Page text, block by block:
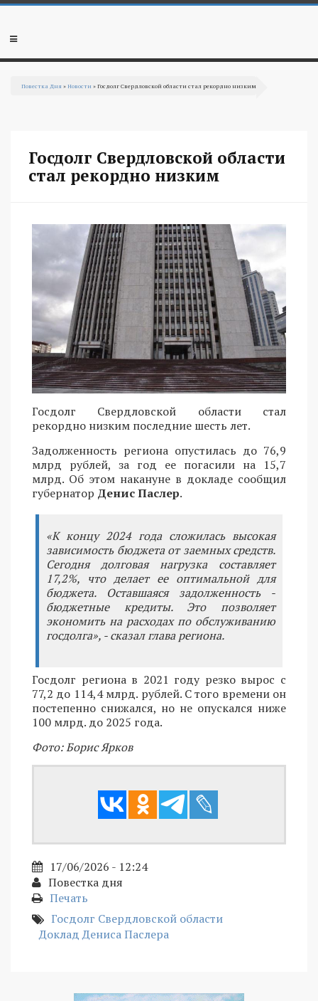
Перейти к основному содержанию
Мобильное
Повестка Дня »Новости » Госдолг Свердловской области стал рекордно низким
Госдолг Свердловской области
стал рекордно низким
Госдолг Свердловской области стал
рекордно низким последние шесть лет.
Задолженность региона опустилась до 76,9
млрд рублей, за год ее погасили на 15,7
млрд. Об этом накануне в докладе сообщил
губернатор Денис Паслер.
«К концу 2024 года сложилась высокая
зависимость бюджета от заемных средств.
Сегодня долговая нагрузка составляет
17,2%, что делает ее оптимальной для
бюджета. Оставшаяся задолженность -
бюджетные кредиты. Это позволяет
экономить на расходах по обслуживанию
госдолга», - сказал глава региона.
Госдолг региона в 2021 году резко вырос с
77,2 до 114,4 млрд. рублей. С того времени он
постепенно снижался, но не опускался ниже
100 млрд. до 2025 года.
Фото: Борис Ярков
17/06/2026 - 12:24
Повестка дня
Печать
Госдолг Свердловской области
Доклад Дениса Паслера